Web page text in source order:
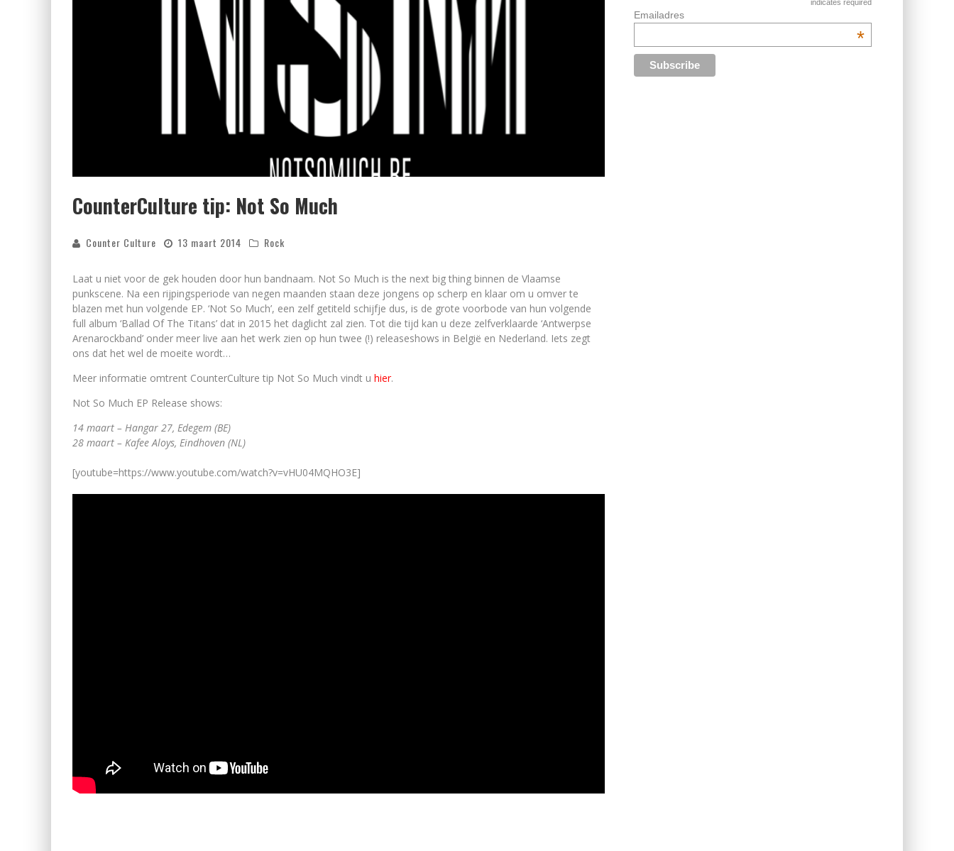
CounterCulture tip: Not So Much
Counter Culture 13 maart 2014 Rock
Laat u niet voor de gek houden door hun bandnaam. Not So Much is the next big thing binnen de Vlaamse
punkscene. Na een rijpingsperiode van negen maanden staan deze jongens op scherp en klaar om u omver te
blazen met hun volgende EP. ‘Not So Much’, een zelf getiteld schijfje dus, is de grote voorbode van hun volgende
full album ‘Ballad Of The Titans’ dat in 2015 het daglicht zal zien. Tot die tijd kan u deze zelfverklaarde ‘Antwerpse
Arenarockband’ onder meer live aan het werk zien op hun twee (!) releaseshows in België en Nederland. Iets zegt
ons dat het wel de moeite wordt…
Meer informatie omtrent CounterCulture tip Not So Much vindt u hier.
Not So Much EP Release shows:
14 maart – Hangar 27, Edegem (BE)
28 maart – Kafee Aloys, Eindhoven (NL)
[youtube=https://www.youtube.com/watch?v=vHU04MQHO3E]
indicates required
Emailadres
*